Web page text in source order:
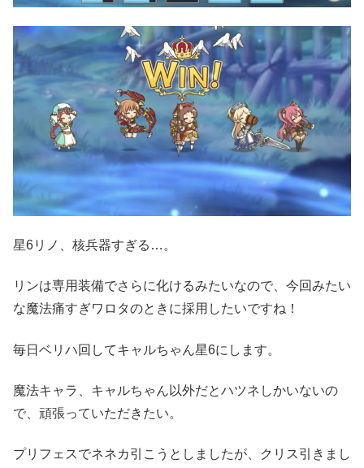
星6リノ、核兵器すぎる…。
リンは専用装備でさらに化けるみたいなので、今回みたい
な魔法痛すぎワロタのときに採用したいですね！
毎日ベリハ回してキャルちゃん星6にします。
魔法キャラ、キャルちゃん以外だとハツネしかいないの
で、頑張っていただきたい。
プリフェスでネネカ引こうとしましたが、クリス引きまし